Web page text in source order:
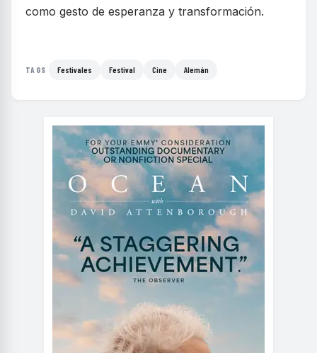
como gesto de esperanza y transformación.
TAGS Festivales Festival Cine Alemán